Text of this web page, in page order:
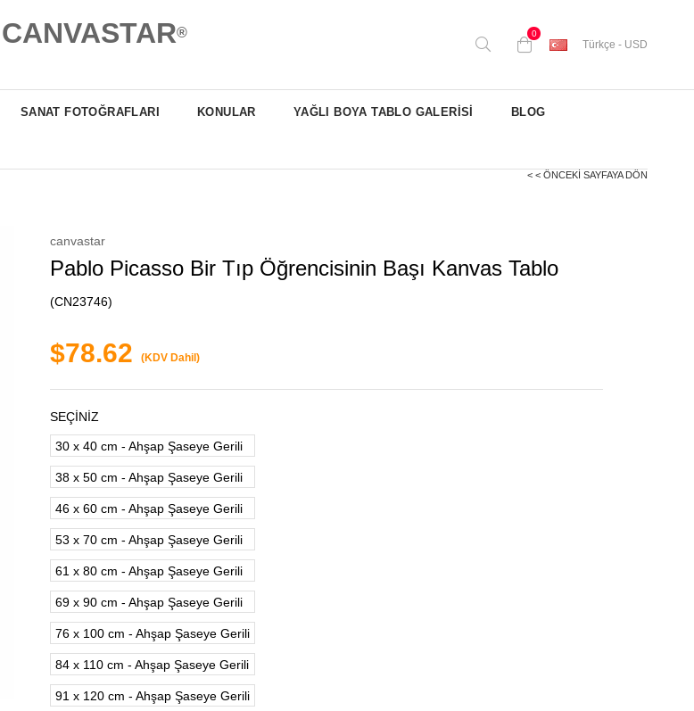
CANVASTAR® 0
Türkçe - USD
SANAT FOTOĞRAFLARI KONULAR YAĞLI BOYA TABLO GALERİSİ BLOG
< < ÖNCEKI SAYFAYA DÖN
canvastar
Pablo Picasso Bir Tıp Öğrencisinin Başı Kanvas Tablo
(CN23746)
$78.62 (KDV Dahil)
SEÇİNİZ
30 x 40 cm - Ahşap Şaseye Gerili
38 x 50 cm - Ahşap Şaseye Gerili
46 x 60 cm - Ahşap Şaseye Gerili
53 x 70 cm - Ahşap Şaseye Gerili
61 x 80 cm - Ahşap Şaseye Gerili
69 x 90 cm - Ahşap Şaseye Gerili
76 x 100 cm - Ahşap Şaseye Gerili
84 x 110 cm - Ahşap Şaseye Gerili
91 x 120 cm - Ahşap Şaseye Gerili